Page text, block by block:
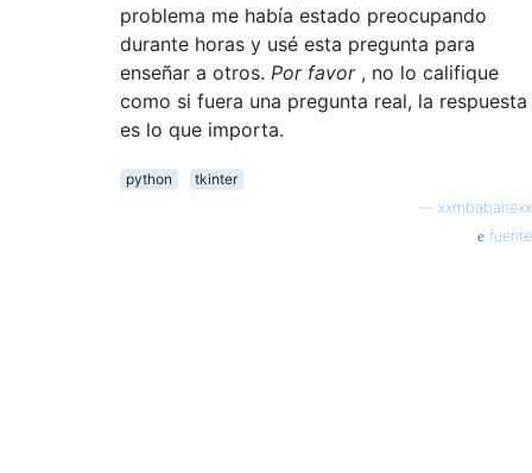
problema me había estado preocupando
durante horas y usé esta pregunta para
enseñar a otros. Por favor, no lo califique
como si fuera una pregunta real, la respuesta
es lo que importa.
python
tkinter
xxmbabanexx
fuente